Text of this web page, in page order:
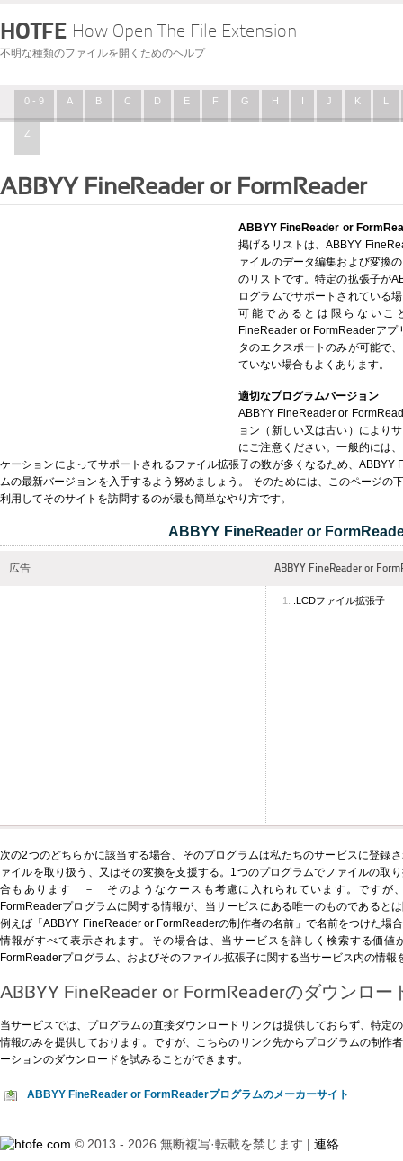
HOTFE How Open The File Extension
不明な種類のファイルを開くためのヘルプ
0 - 9 A B C D E F G H I J K L
Z
ABBYY FineReader or FormReader
ABBYY FineReader or
掲げるリストは、ABBYY
ァイルのデータ編集および変換
のリストです。特定の拡張子が
ログラムでサポートされている
可能であるとは限らないこ
FineReader or FormReaderア
タのエクスポートのみが可能で
ていない場合もよくあります。
適切なプログラムバージョン
ABBYY FineReader or
ョン（新しい又は古い）により
にご注意ください。一般的には
ケーションによってサポートされるファイル拡張子の数が多くなるため、ABBYY
ムの最新バージョンを入手するよう努めましょう。 そのためには、このページの
利用してそのサイトを訪問するのが最も簡単なやり方です。
ABBYY FineReader or
広告 ABBYY FineReader or
.LCDファイル拡張子
次の2つのどちらかに該当する場合、そのプログラムは私たちのサービスに登
ァイルを取り扱う、又はその変換を支援する。1つのプログラムでファイルの取
合もあります － そのようなケースも考慮に入れられています。ですが、
FormReaderプログラムに関する情報が、当サービスにある唯一のものであると
例えば「ABBYY FineReader or FormReaderの制作者の名前」で名前をつけた場
情報がすべて表示されます。その場合は、当サービスを詳しく検索する価値
FormReaderプログラム、およびそのファイル拡張子に関する当サービス内の情報
ABBYY FineReader or FormReaderのダウンロー
当サービスでは、プログラムの直接ダウンロードリンクは提供しておらず、特定
情報のみを提供しております。ですが、 こちらのリンク先からプログラムの制作
ーションのダウンロードを試みることができます。
ABBYY FineReader or FormReaderプログラムのメーカーサイト
© 2013 - 2026 無断複写·転載を禁じます | 連絡